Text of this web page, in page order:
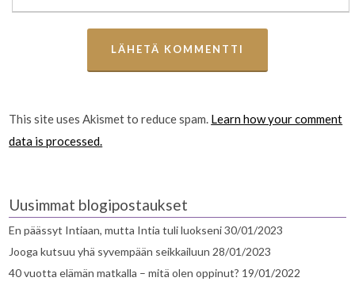
This site uses Akismet to reduce spam. Learn how your comment
data is processed.
Uusimmat blogipostaukset
En päässyt Intiaan, mutta Intia tuli luokseni30/01/2023
Jooga kutsuu yhä syvempään seikkailuun 28/01/2023
40 vuotta elämän matkalla – mitä olen oppinut? 19/01/2022